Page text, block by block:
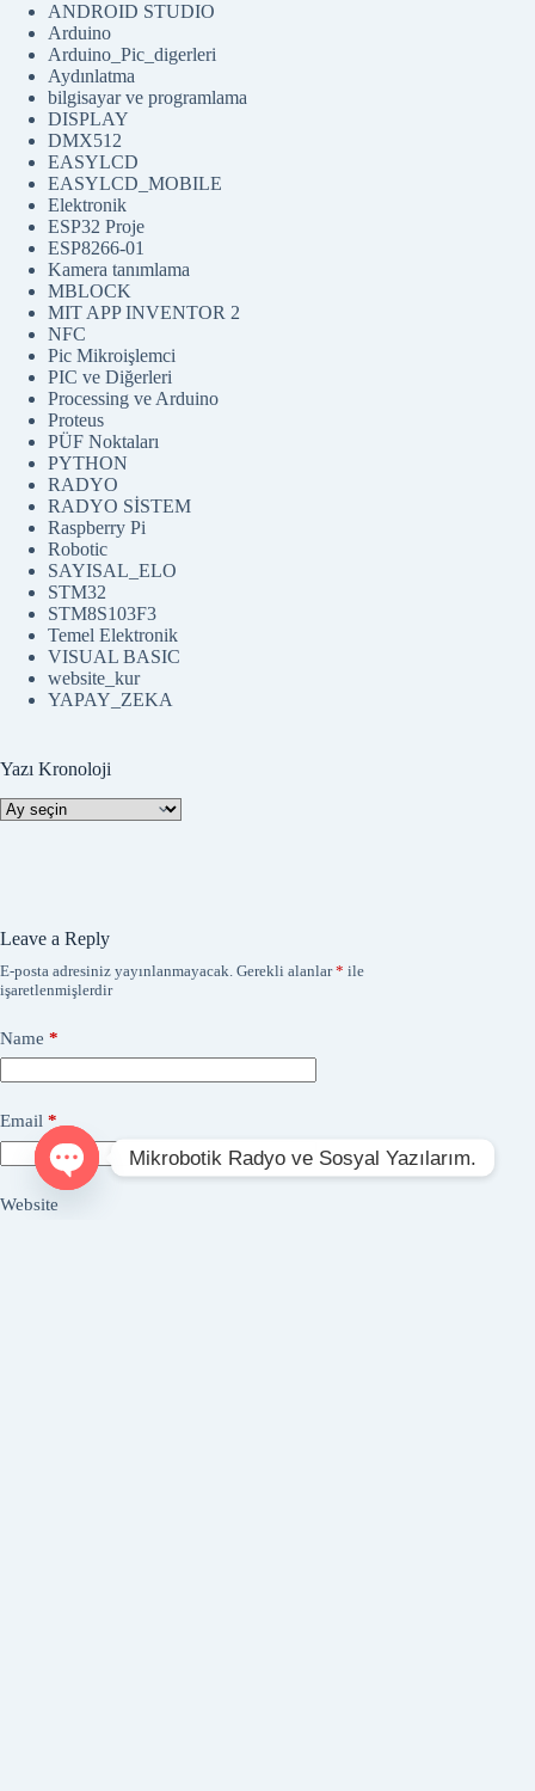
ANDROID STUDIO
Arduino
Arduino_Pic_digerleri
Aydınlatma
bilgisayar ve programlama
DISPLAY
DMX512
EASYLCD
EASYLCD_MOBILE
Elektronik
ESP32 Proje
ESP8266-01
Kamera tanımlama
MBLOCK
MIT APP INVENTOR 2
NFC
Pic Mikroişlemci
PIC ve Diğerleri
Processing ve Arduino
Proteus
PÜF Noktaları
PYTHON
RADYO
RADYO SİSTEM
Raspberry Pi
Robotic
SAYISAL_ELO
STM32
STM8S103F3
Temel Elektronik
VISUAL BASIC
website_kur
YAPAY_ZEKA
Yazı Kronoloji
Yazı
Kronoloji
Leave a Reply
E-posta adresiniz yayınlanmayacak. Gerekli alanlar* ile
işaretlenmişlerdir
Name *
Email *
Website
Mikrobotik Radyo ve Sosyal Yazılarım.